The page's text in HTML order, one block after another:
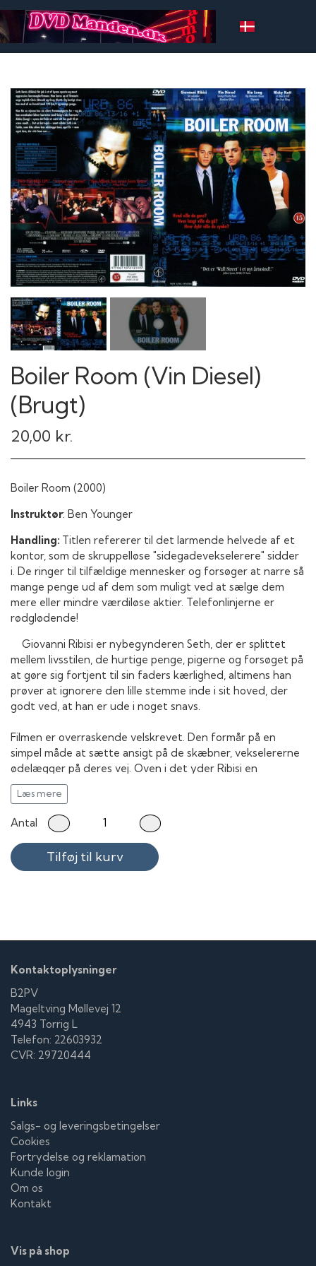
Boiler Room (Vin Diesel)
(Brugt)
20,00 kr.
Boiler Room (2000)
Instruktør: Ben Younger
Handling: Titlen refererer til det larmende helvede af et
kontor, som de skruppelløse "sidegadevekselerere" sidder
i. De ringer til tilfældige mennesker og forsøger at narre så
mange penge ud af dem som muligt ved at sælge dem
mere eller mindre værdiløse aktier. Telefonlinjerne er
rødglødende!
Giovanni Ribisi er nybegynderen Seth, der er splittet
mellem livsstilen, de hurtige penge, pigerne og forsøget på
at gøre sig fortjent til sin faders kærlighed, altimens han
prøver at ignorere den lille stemme inde i sit hoved, der
godt ved, at han er ude i noget snavs.
Filmen er overraskende velskrevet. Den formår på en
simpel måde at sætte ansigt på de skæbner, vekselererne
ødelægger på deres vej. Oven i det yder Ribisi en
blændende præstation. Scenen, hvor han bryder sammen i
gråd, da han konfronterer faderen med et
barndomsminde, er dybt gribende. Også Ben Affleck, der
kun er med i et par minutter, imponerer. Han er den
garvede vekselerer, der over for grønskollingerne sætter
et og andet på plads med replikker som:
Læs mere
Antal
Tilføj til kurv
Kontaktoplysninger
B2PV
Mageltving Møllevej 12
4943 Torrig L
Telefon: 22603932
CVR: 29720444
Links
Salgs- og leveringsbetingelser
Cookies
Fortrydelse og reklamation
Kunde login
Om os
Kontakt
Vis på shop